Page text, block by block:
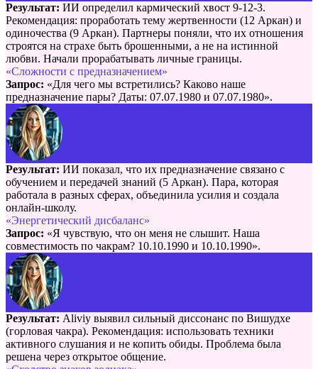
Результат: ИИ определил кармический хвост 9-12-3.
Рекомендация: проработать тему жертвенности (12 Аркан) и
одиночества (9 Аркан). Партнеры поняли, что их отношения
строятся на страхе быть брошенными, а не на истинной
любви. Начали прорабатывать личные границы.
«Сложности с предназначением»
Запрос: «Для чего мы встретились? Каково наше
предназначение пары? Даты: 07.07.1980 и 07.07.1980».
Результат: ИИ показал, что их предназначение связано с
обучением и передачей знаний (5 Аркан). Пара, которая
работала в разных сферах, объединила усилия и создала
онлайн-школу.
«Энергетический дисбаланс»
Запрос: «Я чувствую, что он меня не слышит. Наша
совместимость по чакрам? 10.10.1990 и 10.10.1990».
Результат: Aliviy выявил сильный диссонанс по Вишудхе
(горловая чакра). Рекомендация: использовать техники
активного слушания и не копить обиды. Проблема была
решена через открытое общение.